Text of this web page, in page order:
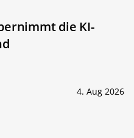
die KI-
4. Aug 2026